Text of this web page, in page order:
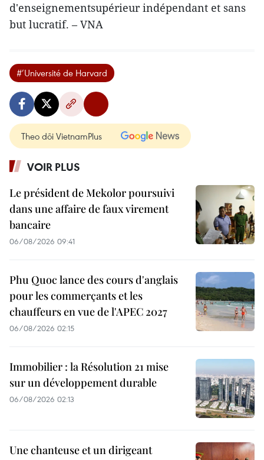
d'enseignementsupérieur indépendant et sans
but lucratif. – VNA
#’Université de Harvard
Theo dõi VietnamPlus
VOIR PLUS
Le président de Mekolor poursuivi
dans une affaire de faux virement
bancaire
06/08/2026 09:41
Phu Quoc lance des cours d'anglais
pour les commerçants et les
chauffeurs en vue de l'APEC 2027
06/08/2026 02:15
Immobilier : la Résolution 21 mise
sur un développement durable
06/08/2026 02:13
Une chanteuse et un dirigeant